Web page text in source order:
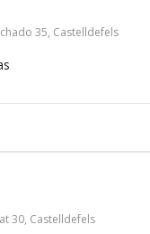
35, Castelldefels
30, Castelldefels